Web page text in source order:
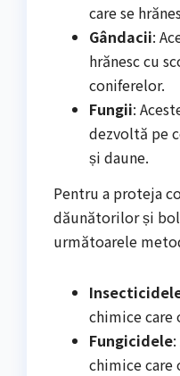
care se
Gândacii:
hrănesc cu
coniferelor.
Fungii:
dezvoltă pe
și daune.
Pentru a proteja
dăunătorilor și
următoarele
chimice
Fungicidele
chimice care